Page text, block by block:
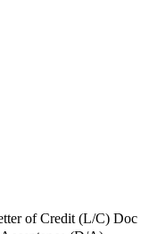
of Credit (L/C) Doc